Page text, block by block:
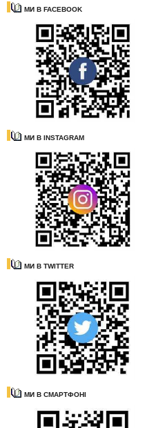
МИ В FACEBOOK
МИ В INSTAGRAM
МИ В TWITTER
МИ В СМАРТФОНІ